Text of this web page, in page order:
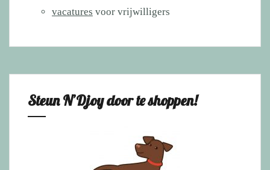
vacatures voor vrijwilligers
Steun N’Djoy door te shoppen!